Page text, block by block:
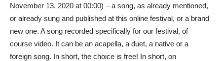
November 13, 2020 at 00:00) – a song, as already mentioned,
or already sung and published at this online festival, or a brand
new one. A song recorded specifically for our festival, of
course video. It can be an acapella, a duet, a native or a
foreign song. In short, the choice is free! In short, on